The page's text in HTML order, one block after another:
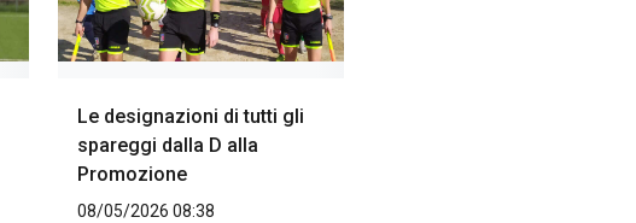
Le designazioni di tutti gli
spareggi dalla D alla
Promozione
08/05/2026 08:38